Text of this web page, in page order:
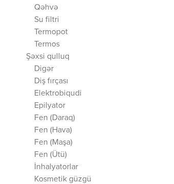
Qəhvə
Su filtri
Termopot
Termos
Şəxsi qulluq
Digər
Diş fırçası
Elektrobiqudi
Epilyator
Fen (Daraq)
Fen (Hava)
Fen (Maşa)
Fen (Ütü)
İnhalyatorlar
Kosmetik güzgü